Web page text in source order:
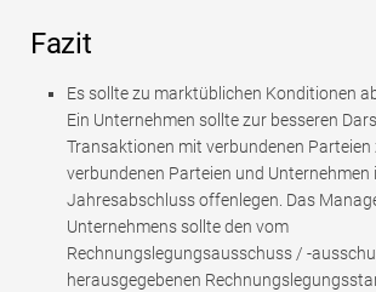
Fazit
Es sollte zu marktüblichen Konditionen
Ein Unternehmen sollte zur besseren
Transaktionen mit verbundenen Parteien
verbundenen Parteien und Unternehmen
Jahresabschluss offenlegen. Das
Unternehmens sollte den vom
Rechnungslegungsausschuss / -
herausgegebenen